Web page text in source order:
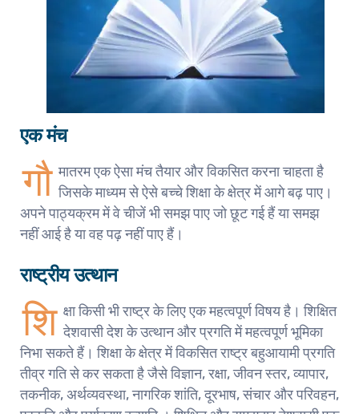
एक मंच
गौ मातरम एक ऐसा मंच तैयार और विकसित करना चाहता है
जिसके माध्यम से ऐसे बच्चे शिक्षा के क्षेत्र में आगे बढ़ पाए।
अपने पाठ्यक्रम में वे चीजें भी समझ पाए जो छूट गई हैं या समझ
नहीं आई है या वह पढ़ नहीं पाए हैं।
राष्ट्रीय उत्थान
शि क्षा किसी भी राष्ट्र के लिए एक महत्वपूर्ण विषय है। शिक्षित
देशवासी देश के उत्थान और प्रगति में महत्वपूर्ण भूमिका
निभा सकते हैं। शिक्षा के क्षेत्र में विकसित राष्ट्र बहुआयामी प्रगति
तीव्र गति से कर सकता है जैसे विज्ञान, रक्षा, जीवन स्तर, व्यापार,
तकनीक, अर्थव्यवस्था, नागरिक शांति, दूरभाष, संचार और परिवहन,